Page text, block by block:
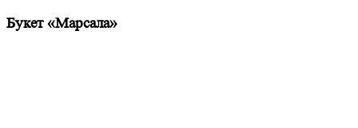
Букет «Марсала»